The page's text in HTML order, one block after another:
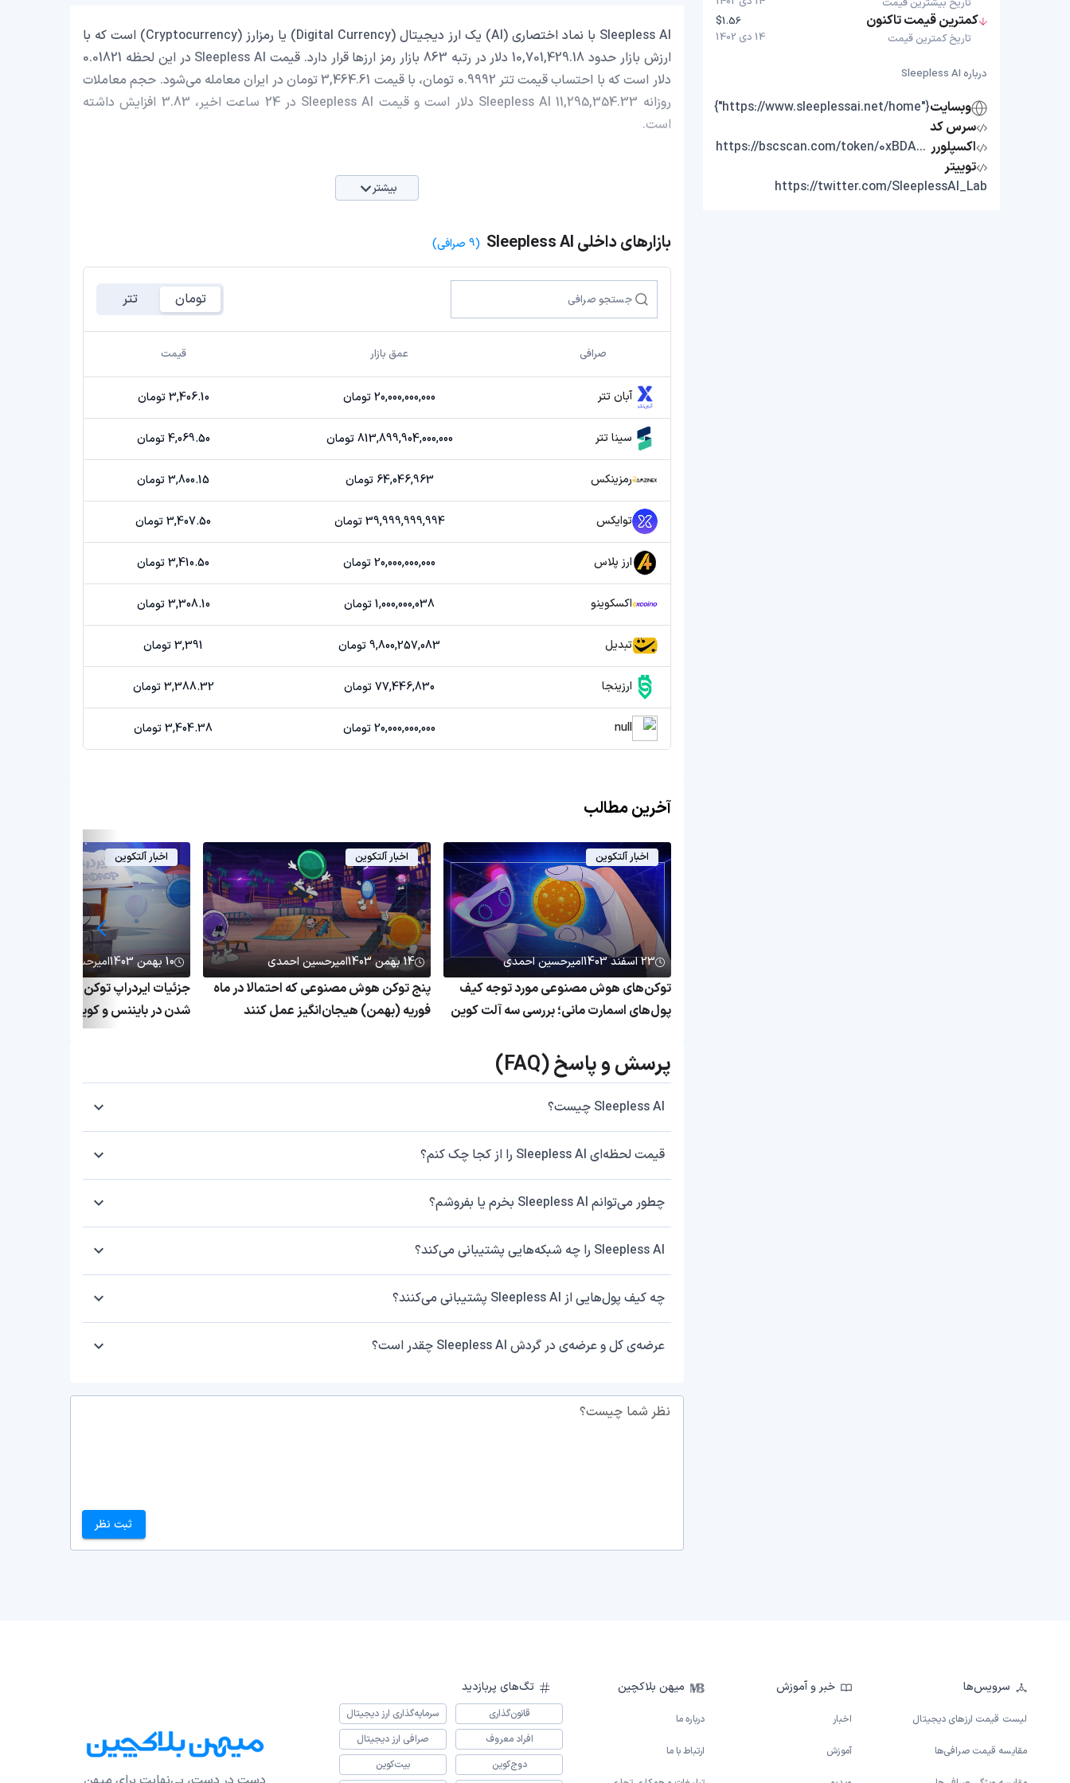
تاریخ بیشترین قیمت
کمترین قیمت تاکنون
تاریخ کمترین قیمت
$1.56
14 دی 1402
درباره Sleepless AI
وبسایت{"https://www.sleeplessai.net/home"}
سرس کد
اکسپلورر https://bscscan.com/token/0xBDA011D7F8EC00F66C1923B049B94c67d148d8b2
توییتر
https://twitter.com/SleeplessAI_Lab
Sleepless AI با نماد اختصاری (AI) یک ارز دیجیتال (Digital Currency) یا رمزارز (Cryptocurrency) است که با
ارزش بازار حدود 10,701,429.18 دلار در رتبه 863 بازار رمز ارزها قرار دارد. قیمت Sleepless AI در این لحظه 0.01821
دلار است که با احتساب قیمت تتر 0.9992 تومان، با قیمت 3,464.61 تومان در ایران معامله می‌شود. حجم معاملات
روزانه Sleepless AI 11,295,354.33 دلار است و قیمت Sleepless AI در 24 ساعت اخیر، 3.83 افزایش داشته
است.
بیشتر
بازارهای داخلی Sleepless AI (9 صرافی)
تومان تتر
صرافی عمق بازار قیمت
آبان تتر 20,000,000,000 تومان 3,406.10 تومان
سینا تتر 813,899,904,000,000 تومان 4,069.50 تومان
رمزینکس 64,046,963 تومان 3,800.15 تومان
توایکس 39,999,999,994 تومان 3,407.50 تومان
ارز پلاس 20,000,000,000 تومان 3,410.50 تومان
اکسکوینو 1,000,000,038 تومان 3,308.10 تومان
تبدیل 9,800,257,083 تومان 3,391 تومان
ارزینجا 77,446,830 تومان 3,388.32 تومان
null 20,000,000,000 تومان 3,404.38 تومان
آخرین مطالب
اخبار آلتکوین
23 اسفند 1403 امیرحسین احمدی
توکن‌های هوش مصنوعی مورد توجه کیف
پول‌های اسمارت مانی؛ بررسی سه آلت کوین
اخبار آلتکوین
14 بهمن 1403 امیرحسین احمدی
پنج توکن هوش مصنوعی که احتمالا در ماه
فوریه (بهمن) هیجان‌انگیز عمل کنند
اخبار آلتکوین
10 بهمن 1403 امیرحسین احمدی
شدن در بایننس و کوین بیس و
پرسش و پاسخ (FAQ)
Sleepless AI چیست؟
قیمت لحظه‌ای Sleepless AI را از کجا چک کنم؟
چطور می‌توانم Sleepless AI بخرم یا بفروشم؟
Sleepless AI را چه شبکه‌هایی پشتیبانی می‌کند؟
چه کیف پول‌هایی از Sleepless AI پشتیبانی می‌کنند؟
عرضه‌ی کل و عرضه‌ی در گردش Sleepless AI چقدر است؟
نظر شما چیست؟
ثبت نظر
سرویس‌ها
لیست قیمت ارزهای دیجیتال
مقایسه قیمت صرافی‌ها
خبر و آموزش
اخبار
آموزش
میهن بلاکچین
درباره ما
ارتباط با ما
تگ‌های پربازدید
قانون‌گذاری
سرمایه‌گذاری ارز دیجیتال
افراد معروف
صرافی ارز دیجیتال
دوج‌کوین
بیت‌کوین